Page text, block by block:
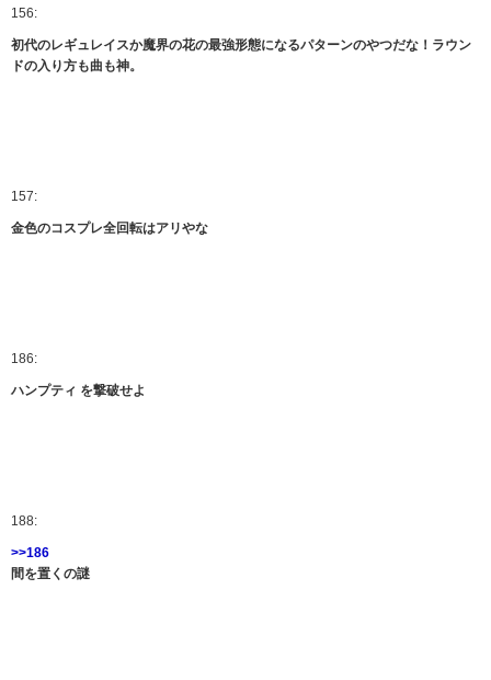
156:
初代のレギュレイスか魔界の花の最強形態になるパターンのやつだな！ラウン
ドの入り方も曲も神。
157:
金色のコスプレ全回転はアリやな
186:
ハンプティ を撃破せよ
188:
>>186
間を置くの謎